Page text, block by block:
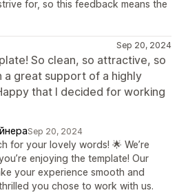
for, so this feedback means the
Sep 20, 2024
So clean, so attractive, so
a great support of a highly
that I decided for working
Sep 20, 2024
for your lovely words! 🌟 We’re
enjoying the template! Our
your experience smooth and
you chose to work with us.